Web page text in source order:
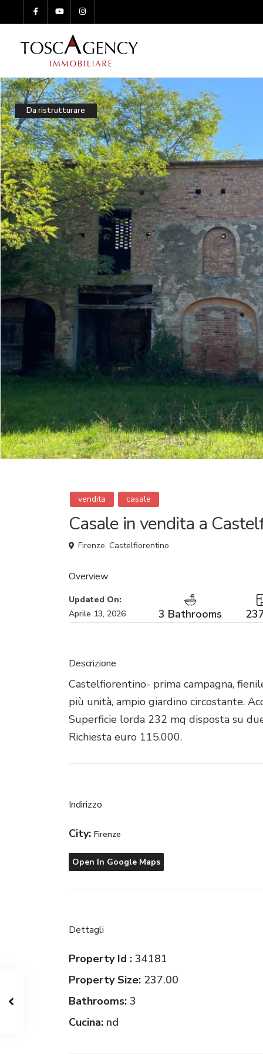
Da ristrutturare
vendita casale
Casale in vendita a
Firenze, Castelfiorentino
Overview
Updated On:
Aprile 13, 2026
3 Bathrooms
Descrizione
Castelfiorentino- prima campagna,
più unità, ampio giardino circostante.
Superficie lorda 232 mq disposta su
Richiesta euro 115.000.
Indirizzo
City: Firenze
Open In Google Maps
Dettagli
Property Id : 34181
Property Size: 237.00
Bathrooms: 3
Cucina: nd